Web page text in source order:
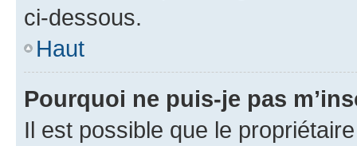
ci-dessous.
Haut
Pourquoi ne puis-je pas
Il est possible que le